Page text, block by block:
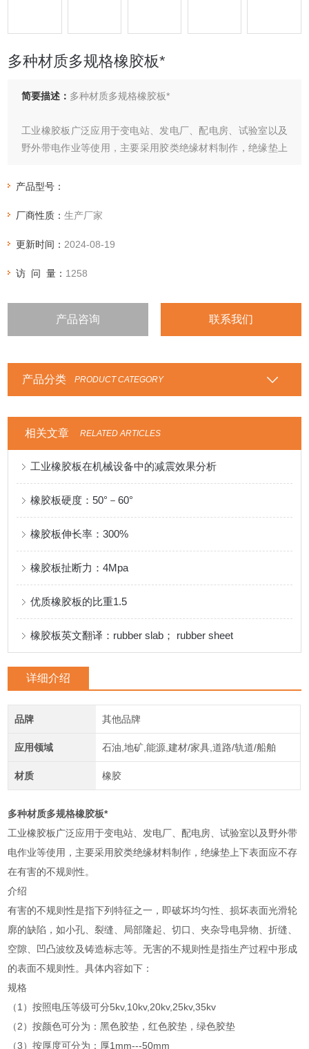
多种材质多规格橡胶板*
简要描述： 多种材质多规格橡胶板*
工业橡胶板广泛应用于变电站、发电厂、配电房、试验室以及
野外带电作业等使用，主要采用胶类绝缘材料制作，绝缘垫上
产品型号：
厂商性质：生产厂家
更新时间： 2024-08-19
访 问 量： 1258
产品咨询 联系我们
产品分类 PRODUCT CATEGORY
相关文章 RELATED ARTICLES
工业橡胶板在机械设备中的减震效果分析
橡胶板硬度：50°－60°
橡胶板伸长率：300%
橡胶板扯断力：4Mpa
优质橡胶板的比重1.5
橡胶板英文翻译：rubber slab； rubber sheet
详细介绍
品牌 其他品牌
应用领域 石油,地矿,能源,建材/家具,道路/轨道/船舶
材质 橡胶
多种材质多规格橡胶板*
工业橡胶板广泛应用于变电站、发电厂、配电房、试验室以及野外带
电作业等使用，主要采用胶类绝缘材料制作，绝缘垫上下表面应不存
在有害的不规则性。
介绍
有害的不规则性是指下列特征之一，即破坏均匀性、损坏表面光滑轮
廓的缺陷，如小孔、裂缝、局部隆起、切口、夹杂导电异物、折缝、
空隙、凹凸波纹及铸造标志等。无害的不规则性是指生产过程中形成
的表面不规则性。具体内容如下：
规格
（1）按照电压等级可分5kv,10kv,20kv,25kv,35kv
（2）按颜色可分为：黑色胶垫，红色胶垫，绿色胶垫
（3）按厚度可分为：厚1mm---50mm